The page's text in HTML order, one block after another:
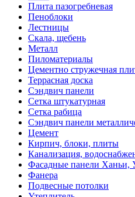
Плита пазогребневая
Пеноблоки
Лестницы
Скала, щебень
Металл
Пиломатериалы
Цементно стружечная
Террасная доска
Сэндвич панели
Сетка штукатурная
Сетка рабица
Сэндвич панели
Цемент
Кирпич, блоки, плиты
Канализация,
Фасадные панели Ханьи,
Фанера
Подвесные потолки